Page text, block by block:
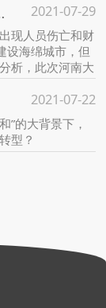
应对能力 2021-07-29
现人员伤亡和财
设海绵城市，但
析，此次河南大
应对的能力。
2021-07-22
”的大背景下，
型？